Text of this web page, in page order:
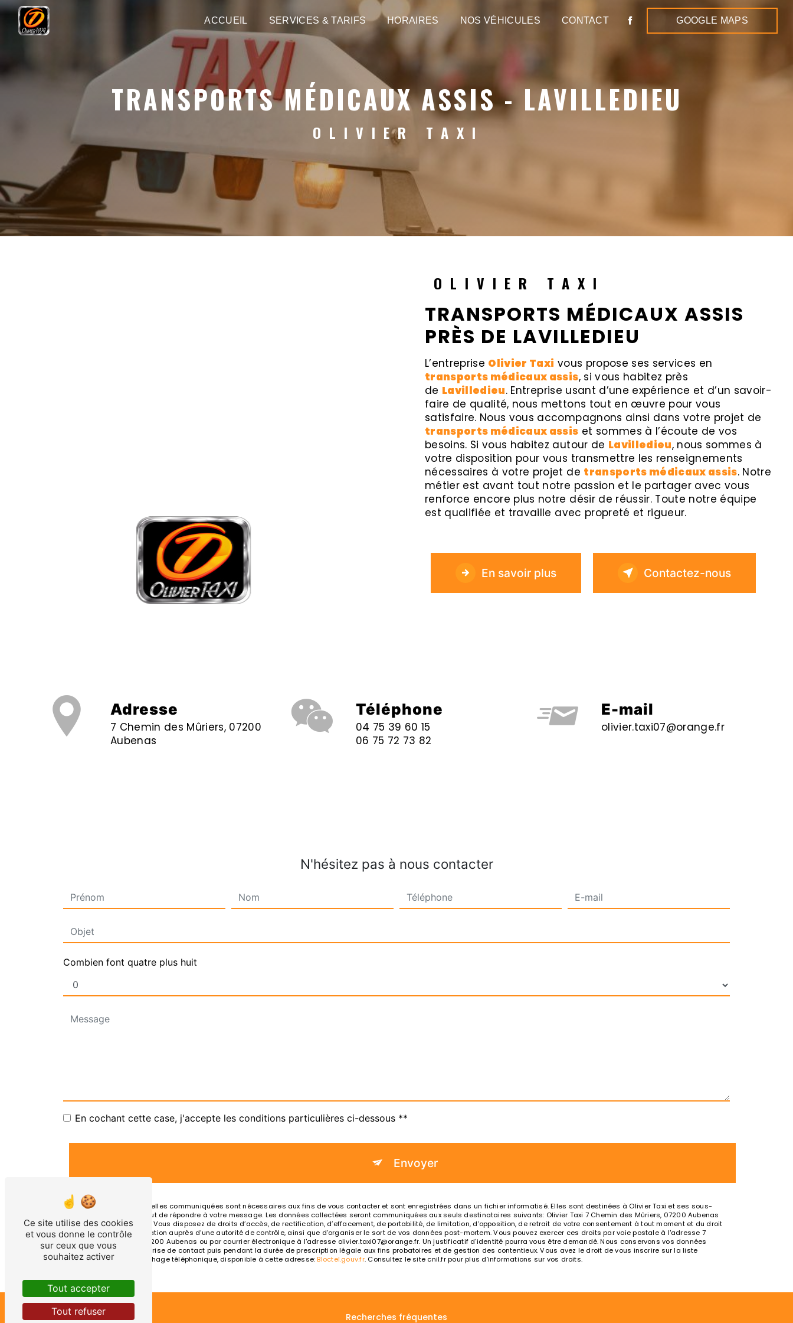
ACCUEIL SERVICES & TARIFS HORAIRES NOS VÉHICULES CONTACT GOOGLE MAPS
TRANSPORTS MÉDICAUX ASSIS - LAVILLEDIEU
OLIVIER TAXI
OLIVIER TAXI
TRANSPORTS MÉDICAUX ASSIS
PRÈS DE LAVILLEDIEU
L’entreprise Olivier Taxi vous propose ses services en
transports médicaux assis, si vous habitez près
de Lavilledieu. Entreprise usant d’une expérience et d’un savoir-
faire de qualité, nous mettons tout en œuvre pour vous
satisfaire. Nous vous accompagnons ainsi dans votre projet de
transports médicaux assis et sommes à l’écoute de vos
besoins. Si vous habitez autour de Lavilledieu, nous sommes à
votre disposition pour vous transmettre les renseignements
nécessaires à votre projet de transports médicaux assis. Notre
métier est avant tout notre passion et le partager avec vous
renforce encore plus notre désir de réussir. Toute notre équipe
est qualifiée et travaille avec propreté et rigueur.
En savoir plus Contactez-nous
Adresse
7 Chemin des Mûriers, 07200
Aubenas
Téléphone
04 75 39 60 15
06 75 72 73 82
E-mail
olivier.taxi07@orange.fr
N'hésitez pas à nous contacter
Combien font quatre plus huit
En cochant cette case, j'accepte les conditions particulières ci-dessous **
Envoyer
** Les données personnelles communiquées sont nécessaires aux fins de vous contacter et sont enregistrées dans un fichier informatisé. Elles sont destinées à Olivier Taxi et ses sous-
traitants dans le seul but de répondre à votre message. Les données collectées seront communiquées aux seuls destinataires suivants: Olivier Taxi 7 Chemin des Mûriers, 07200 Aubenas
olivier.taxi07@orange.fr. Vous disposez de droits d’accès, de rectification, d’effacement, de portabilité, de limitation, d’opposition, de retrait de votre consentement à tout moment et du droit
d’introduire une réclamation auprès d’une autorité de contrôle, ainsi que d’organiser le sort de vos données post-mortem. Vous pouvez exercer ces droits par voie postale à l'adresse 7
Chemin des Mûriers, 07200 Aubenas ou par courrier électronique à l'adresse olivier.taxi07@orange.fr. Un justificatif d'identité pourra vous être demandé. Nous conservons vos données
pendant la période de prise de contact puis pendant la durée de prescription légale aux fins probatoires et de gestion des contentieux. Vous avez le droit de vous inscrire sur la liste
d'opposition au démarchage téléphonique, disponible à cette adresse:Bloctel.gouv.fr. Consultez le site cnil.fr pour plus d’informations sur vos droits.
Recherches fréquentes
Panneau de gestion des cookies
Ce site utilise des cookies
et vous donne le contrôle
sur ceux que vous
souhaitez activer
Tout accepter
Tout refuser